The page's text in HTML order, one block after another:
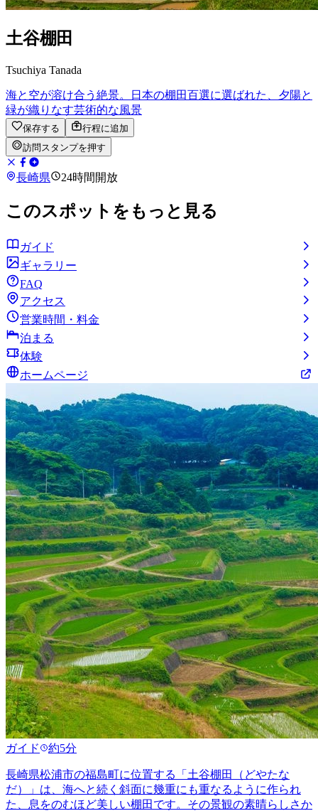
土谷棚田
Tsuchiya Tanada
海と空が溶け合う絶景。日本の棚田百選に選ばれた、夕陽と
緑が織りなす芸術的な風景
保存する
行程に追加
訪問スタンプを押す
長崎県 24時間開放
このスポットをもっと見る
ガイド
ギャラリー
FAQ
アクセス
営業時間・料金
泊まる
体験
ホームページ
ガイド 約5分
長崎県松浦市の福島町に位置する「土谷棚田（どやたな
だ）」は、海へと続く斜面に幾重にも重なるように作られ
た、息をのむほど美しい棚田です。その景観の素晴らしさか